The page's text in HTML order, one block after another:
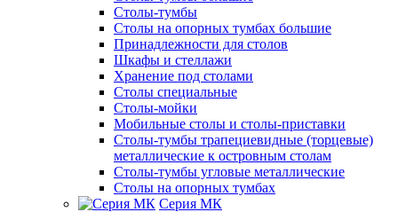
Столы-тумбы
Столы на опорных тумбах большие
Принадлежности для столов
Шкафы и стеллажи
Хранение под столами
Столы специальные
Столы-мойки
Мобильные столы и столы-приставки
Столы-тумбы трапециевидные (торцевые)
металлические к островным столам
Столы-тумбы угловые металлические
Столы на опорных тумбах
Серия МК